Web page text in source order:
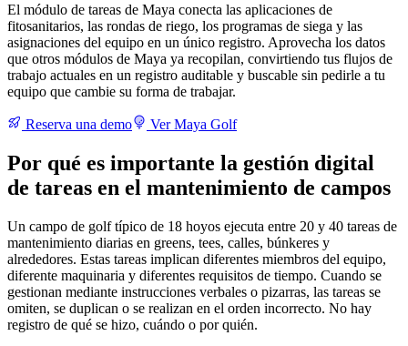
El módulo de tareas de Maya conecta las aplicaciones de
fitosanitarios, las rondas de riego, los programas de siega y las
asignaciones del equipo en un único registro. Aprovecha los datos
que otros módulos de Maya ya recopilan, convirtiendo tus flujos de
trabajo actuales en un registro auditable y buscable sin pedirle a tu
equipo que cambie su forma de trabajar.
Reserva una demo Ver Maya Golf
Por qué es importante la gestión digital
de tareas en el mantenimiento de campos
Un campo de golf típico de 18 hoyos ejecuta entre 20 y 40 tareas de
mantenimiento diarias en greens, tees, calles, búnkeres y
alrededores. Estas tareas implican diferentes miembros del equipo,
diferente maquinaria y diferentes requisitos de tiempo. Cuando se
gestionan mediante instrucciones verbales o pizarras, las tareas se
omiten, se duplican o se realizan en el orden incorrecto. No hay
registro de qué se hizo, cuándo o por quién.